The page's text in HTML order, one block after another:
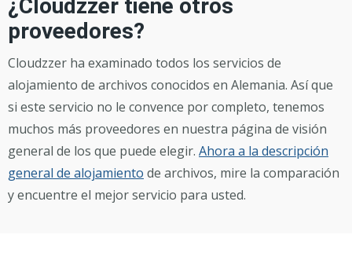
¿Cloudzzer tiene otros
proveedores?
Cloudzzer ha examinado todos los servicios de
alojamiento de archivos conocidos en Alemania. Así que
si este servicio no le convence por completo, tenemos
muchos más proveedores en nuestra página de visión
general de los que puede elegir. Ahora a la descripción
general de alojamiento de archivos, mire la comparación
y encuentre el mejor servicio para usted.